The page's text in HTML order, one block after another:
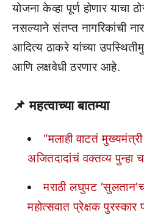
योजना केव्हा पूर्ण होणार याचा
नसल्याने संतप्त नागरिकांची
आदित्य ठाकरे यांच्या
आणि लक्षवेधी ठरणार आहे.
📌 महत्वाच्या बातम्या
“मलाही वाटतं
अजितदादांचं वक्तव्य पुन्हा
मराठी लघुपट
महोत्सवात प्रेक्षक पुरस्कार